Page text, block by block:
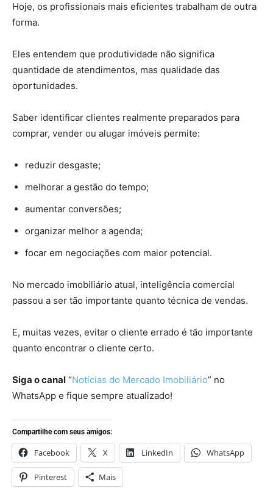
Hoje, os profissionais mais eficientes trabalham de outra
forma.
Eles entendem que produtividade não significa
quantidade de atendimentos, mas qualidade das
oportunidades.
Saber identificar clientes realmente preparados para
comprar, vender ou alugar imóveis permite:
reduzir desgaste;
melhorar a gestão do tempo;
aumentar conversões;
organizar melhor a agenda;
focar em negociações com maior potencial.
No mercado imobiliário atual, inteligência comercial
passou a ser tão importante quanto técnica de vendas.
E, muitas vezes, evitar o cliente errado é tão importante
quanto encontrar o cliente certo.
Siga o canal “Notícias do Mercado Imobiliário” no
WhatsApp e fique sempre atualizado!
Compartilhe com seus amigos:
Facebook X LinkedIn WhatsApp
Pinterest Mais